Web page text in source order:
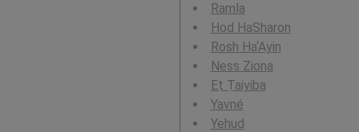
Ramla
Hod HaSharon
Rosh Ha‘Ayin
Ness Ziona
Eṭ Ṭaiyiba
Yavné
Yehud